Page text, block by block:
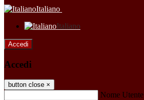
Italiano
Italiano
Accedi
Accedi
button close ×
Nome Utente